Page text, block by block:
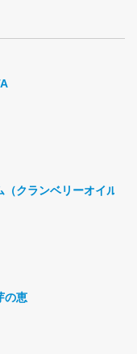
クランベリーオイル）
の恵